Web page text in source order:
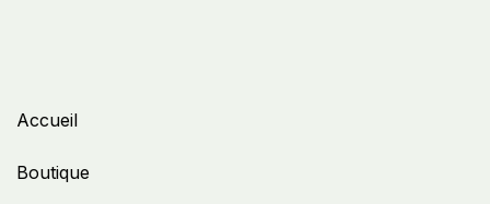
Accueil
Boutique